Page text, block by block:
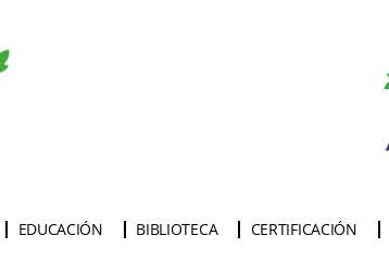
EDUCACIÓN BIBLIOTECA CERTIFICACIÓN